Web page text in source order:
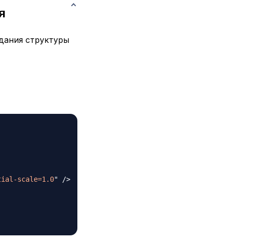
структуры
scale=1.0"
/>